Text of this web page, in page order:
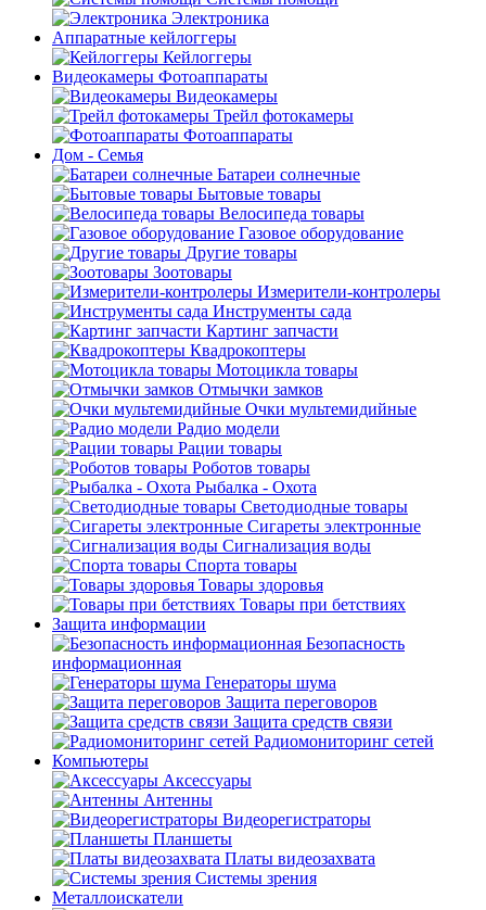
Электроника
Аппаратные кейлоггеры
Кейлоггеры
Видеокамеры Фотоаппараты
Видеокамеры
Трейл фотокамеры
Фотоаппараты
Дом - Семья
Батареи солнечные
Бытовые товары
Велосипеда товары
Газовое оборудование
Другие товары
Зоотовары
Измерители-контролеры
Инструменты сада
Картинг запчасти
Квадрокоптеры
Мотоцикла товары
Отмычки замков
Очки мультемидийные
Радио модели
Рации товары
Роботов товары
Рыбалка - Охота
Светодиодные товары
Сигареты электронные
Сигнализация воды
Спорта товары
Товары здоровья
Товары при бетствиях
Защита информации
Безопасность
информационная
Генераторы шума
Защита переговоров
Защита средств связи
Радиомониторинг сетей
Компьютеры
Аксессуары
Антенны
Видеорегистраторы
Планшеты
Платы видеозахвата
Системы зрения
Металлоискатели